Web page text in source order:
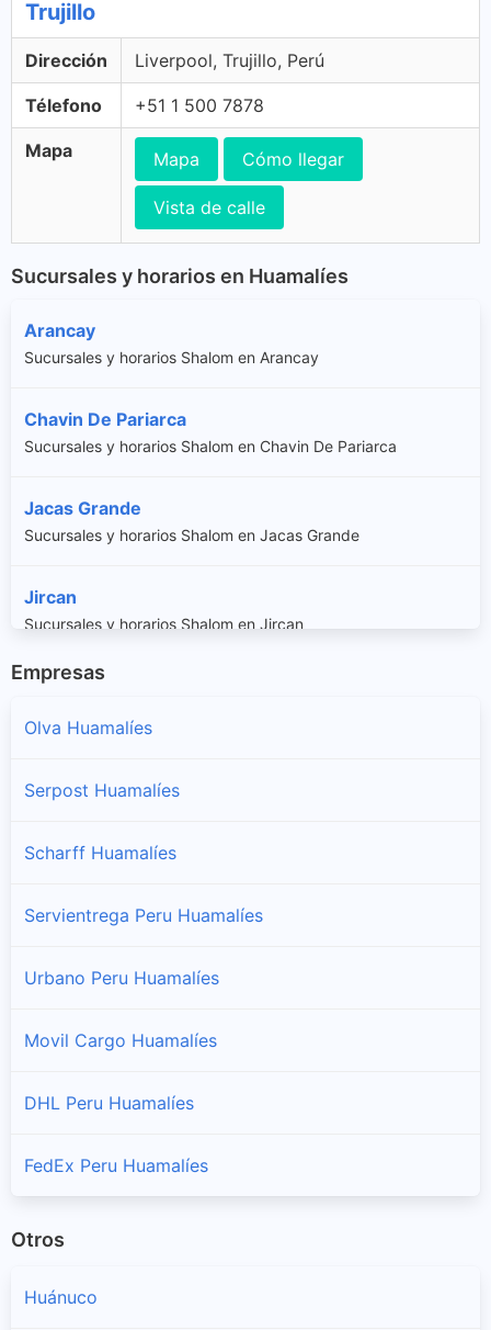
Trujillo
Dirección Liverpool, Trujillo, Perú
Télefono +51 1 500 7878
Mapa Mapa Cómo llegar
Vista de calle
Sucursales y horarios en Huamalíes
Arancay
Sucursales y horarios Shalom en Arancay
Chavin De Pariarca
Sucursales y horarios Shalom en Chavin De Pariarca
Jacas Grande
Sucursales y horarios Shalom en Jacas Grande
Jircan
Sucursales y horarios Shalom en Jircan
Llata
Sucursales y horarios Shalom en Miraflores
Monzon
Sucursales y horarios Shalom en Punchao
Puños
Sucursales y horarios Shalom en Singa
Sucursales y horarios Shalom en Tantamayo
Empresas
Olva Huamalíes
Serpost Huamalíes
Scharff Huamalíes
Servientrega Peru Huamalíes
Urbano Peru Huamalíes
Movil Cargo Huamalíes
DHL Peru Huamalíes
FedEx Peru Huamalíes
Otros
Huánuco